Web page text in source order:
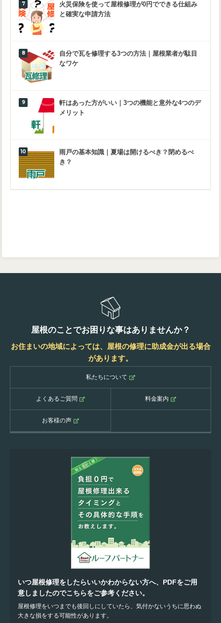
火災保険を使って屋根修理が0円でできる仕組み
と確実な申請方法
自分で瓦を修理する3つの方法｜屋根業者が駄目
なワケ
軒はあった方がいい｜3つの機能と意外な4つのデ
メリット
雨戸の基本知識｜夏場は開けるべき？閉めるべ
き？
屋根のことでお困りな事はありませんか？
お住まいの地域によっては、屋根の修理に助成金が出る場合
があります。
私たちについて
よくあるご質問 料金案内
お客様の声
いつ屋根修理をしたらいいかわからない方へ、PDFをご用
意しましたのでこちらをご参考ください。
屋根修理をいつまでも後回しにしていたら、気付かないうちに思わぬ
大きな損をする可能性があります。